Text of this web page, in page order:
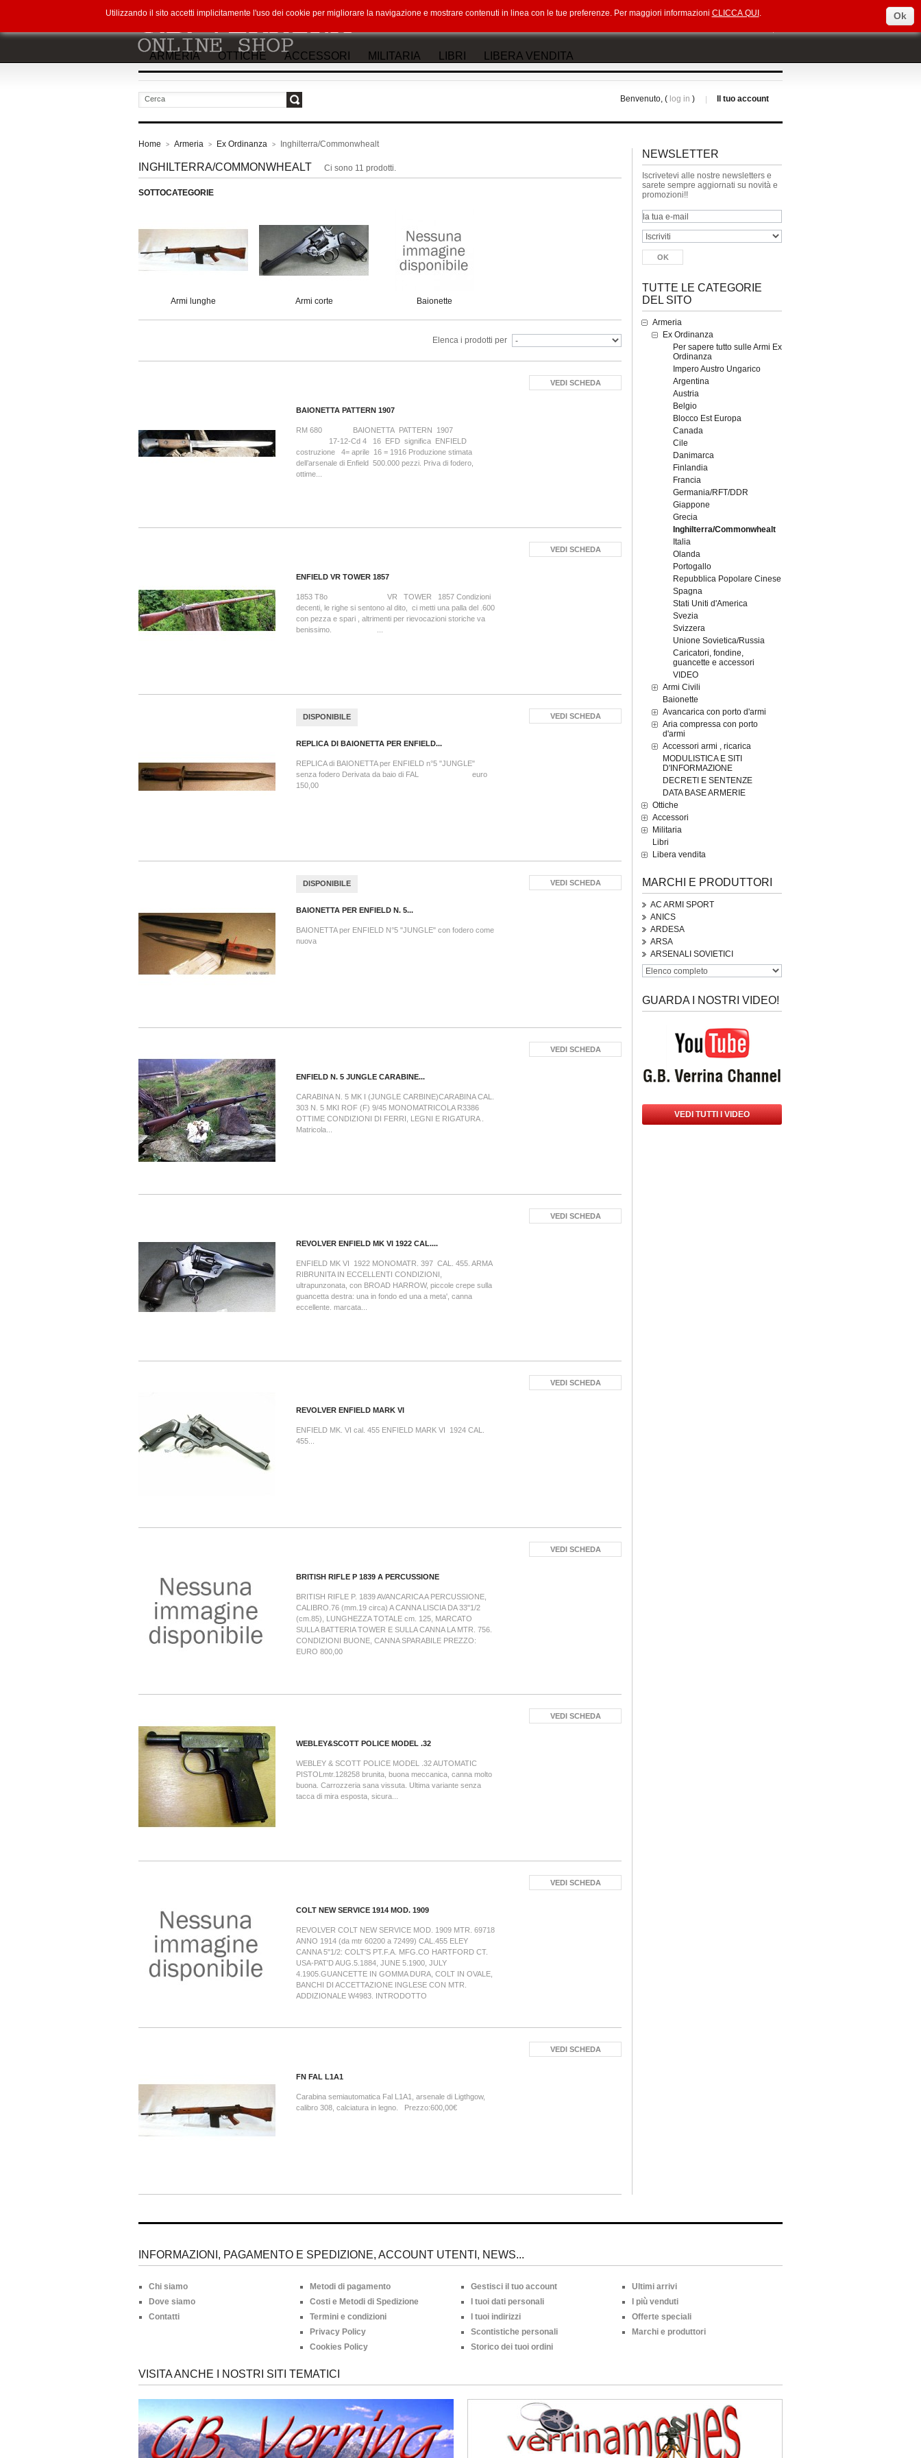
ARMERIA OTTICHE ACCESSORI MILITARIA LIBRI LIBERA VENDITA
Il tuo account
Benvenuto, ( log in )
Home > Armeria > Ex Ordinanza > Inghilterra/Commonwhealt
INGHILTERRA/COMMONWHEALT Ci sono 11 prodotti.
SOTTOCATEGORIE
Armi lunghe Armi corte Baionette
Elenca i prodotti per
BAIONETTA PATTERN 1907
RM 680 BAIONETTA PATTERN 1907
17-12-Cd 4 16 EFD significa ENFIELD
costruzione 4= aprile 16 = 1916 Produzione stimata
dell’arsenale di Enfield 500.000 pezzi. Priva di fodero,
ottime...
VEDI SCHEDA
ENFIELD VR TOWER 1857
1853 T8o VR TOWER 1857 Condizioni
decenti, le righe si sentono al dito, ci metti una palla del .600
con pezza e spari , altrimenti per rievocazioni storiche va
benissimo. ...
VEDI SCHEDA
DISPONIBILE
REPLICA DI BAIONETTA PER ENFIELD...
REPLICA di BAIONETTA per ENFIELD n°5 "JUNGLE"
senza fodero Derivata da baio di FAL euro
150,00
VEDI SCHEDA
DISPONIBILE
BAIONETTA PER ENFIELD N. 5...
BAIONETTA per ENFIELD N°5 "JUNGLE" con fodero come
nuova
VEDI SCHEDA
ENFIELD N. 5 JUNGLE CARABINE...
CARABINA N. 5 MK I (JUNGLE CARBINE)CARABINA CAL.
303 N. 5 MKI ROF (F) 9/45 MONOMATRICOLA R3386
OTTIME CONDIZIONI DI FERRI, LEGNI E RIGATURA .
Matricola...
VEDI SCHEDA
REVOLVER ENFIELD MK VI 1922 CAL....
ENFIELD MK VI 1922 MONOMATR. 397 CAL. 455. ARMA
RIBRUNITA IN ECCELLENTI CONDIZIONI,
ultrapunzonata, con BROAD HARROW, piccole crepe sulla
guancetta destra: una in fondo ed una a meta', canna
eccellente. marcata...
VEDI SCHEDA
REVOLVER ENFIELD MARK VI
ENFIELD MK. VI cal. 455 ENFIELD MARK VI 1924 CAL.
455...
VEDI SCHEDA
BRITISH RIFLE P 1839 A PERCUSSIONE
BRITISH RIFLE P. 1839 AVANCARICA A PERCUSSIONE,
CALIBRO.76 (mm.19 circa) A CANNA LISCIA DA 33''1/2
(cm.85), LUNGHEZZA TOTALE cm. 125, MARCATO
SULLA BATTERIA TOWER E SULLA CANNA LA MTR. 756.
CONDIZIONI BUONE, CANNA SPARABILE PREZZO:
EURO 800,00
VEDI SCHEDA
WEBLEY&SCOTT POLICE MODEL .32
WEBLEY & SCOTT POLICE MODEL .32 AUTOMATIC
PISTOLmtr.128258 brunita, buona meccanica, canna molto
buona. Carrozzeria sana vissuta. Ultima variante senza
tacca di mira esposta, sicura...
VEDI SCHEDA
COLT NEW SERVICE 1914 MOD. 1909
REVOLVER COLT NEW SERVICE MOD. 1909 MTR. 69718
ANNO 1914 (da mtr 60200 a 72499) CAL.455 ELEY
CANNA 5"1/2: COLT'S PT.F.A. MFG.CO HARTFORD CT.
USA-PAT'D AUG.5.1884, JUNE 5.1900, JULY
4.1905.GUANCETTE IN GOMMA DURA, COLT IN OVALE,
BANCHI DI ACCETTAZIONE INGLESE CON MTR.
ADDIZIONALE W4983. INTRODOTTO
VEDI SCHEDA
FN FAL L1A1
Carabina semiautomatica Fal L1A1, arsenale di Ligthgow,
calibro 308, calciatura in legno. Prezzo:600,00€
VEDI SCHEDA
NEWSLETTER
Iscrivetevi alle nostre newsletters e
sarete sempre aggiornati su novità e
promozioni!!
TUTTE LE CATEGORIE
DEL SITO
Armeria
Ex Ordinanza
Per sapere tutto sulle Armi Ex
Ordinanza
Impero Austro Ungarico
Argentina
Austria
Belgio
Blocco Est Europa
Canada
Cile
Danimarca
Finlandia
Francia
Germania/RFT/DDR
Giappone
Grecia
Inghilterra/Commonwhealt
Italia
Olanda
Portogallo
Repubblica Popolare Cinese
Spagna
Stati Uniti d'America
Svezia
Svizzera
Unione Sovietica/Russia
Caricatori, fondine,
guancette e accessori
VIDEO
Armi Civili
Baionette
Avancarica con porto d'armi
Aria compressa con porto
d'armi
Accessori armi , ricarica
MODULISTICA E SITI
D'INFORMAZIONE
DECRETI E SENTENZE
DATA BASE ARMERIE
Ottiche
Accessori
Militaria
Libri
Libera vendita
MARCHI E PRODUTTORI
AC ARMI SPORT
ANICS
ARDESA
ARSA
ARSENALI SOVIETICI
GUARDA I NOSTRI VIDEO!
VEDI TUTTI I VIDEO
INFORMAZIONI, PAGAMENTO E SPEDIZIONE, ACCOUNT UTENTI, NEWS...
Chi siamo
Dove siamo
Contatti
Metodi di pagamento
Costi e Metodi di Spedizione
Termini e condizioni
Privacy Policy
Cookies Policy
Gestisci il tuo account
I tuoi dati personali
I tuoi indirizzi
Scontistiche personali
Storico dei tuoi ordini
Ultimi arrivi
I più venduti
Offerte speciali
Marchi e produttori
VISITA ANCHE I NOSTRI SITI TEMATICI
Utilizzando il sito accetti implicitamente l'uso dei cookie per migliorare la navigazione e mostrare contenuti in linea con le tue preferenze. Per maggiori informazioni CLICCA QUI . Ok